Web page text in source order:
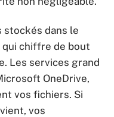
stockés dans le
qui chiffre de bout
Les services grand
OneDrive,
vos fichiers. Si
vos